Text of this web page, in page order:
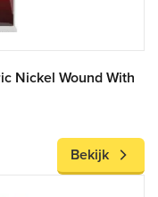
Nickel Wound With
Bekijk